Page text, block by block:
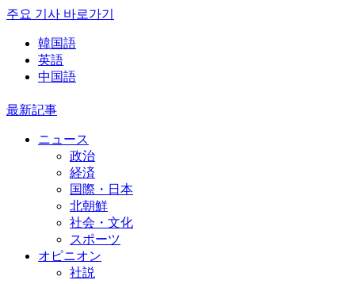
주요 기사 바로가기
韓国語
英語
中国語
最新記事
ニュース
政治
経済
国際・日本
北朝鮮
社会・文化
スポーツ
オピニオン
社説